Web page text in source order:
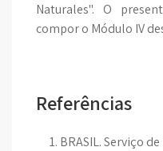
Naturales". O
compor o Módulo IV
Referências
BRASIL. Serviço